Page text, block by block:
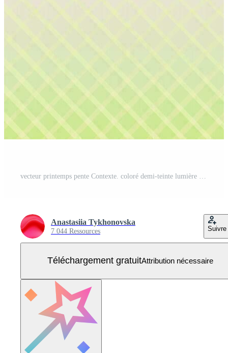
Anastasiia Tykhonovska
7 044 Ressources Suivre
Téléchargement gratuitAttribution nécessaire